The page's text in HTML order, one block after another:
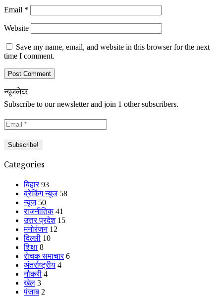
Email *
Website
Save my name, email, and website in this browser for the next
time I comment.
न्यूजलेटर
Subscribe to our newsletter and join 1 other subscribers.
Categories
बिहार 93
ब्रेकिंग न्यूज 58
न्यूज 50
राजनीतिक 41
उत्तर प्रदेश 15
मनोरंजन 12
दिल्ली 10
शिक्षा 8
रोचक समाचार 6
अंतर्राष्ट्रीय 4
नौकरी 4
खेल 3
पंजाब 2